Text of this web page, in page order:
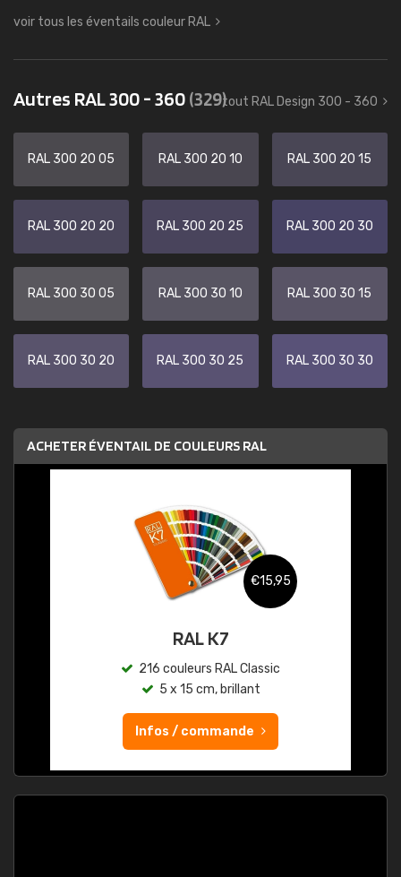
voir tous les éventails couleur RAL
Autres RAL 300 - 360(329)tout RAL Design 300 - 360
RAL 300 20 05 RAL 300 20 10 RAL 300 20 15
RAL 300 20 20 RAL 300 20 25 RAL 300 20 30
RAL 300 30 05 RAL 300 30 10 RAL 300 30 15
RAL 300 30 20 RAL 300 30 25 RAL 300 30 30
ACHETER ÉVENTAIL DE COULEURS RAL
RAL K5 semi-mat
216 couleurs RAL Classic
5 x 15 cm, semi-mat
Infos / commande